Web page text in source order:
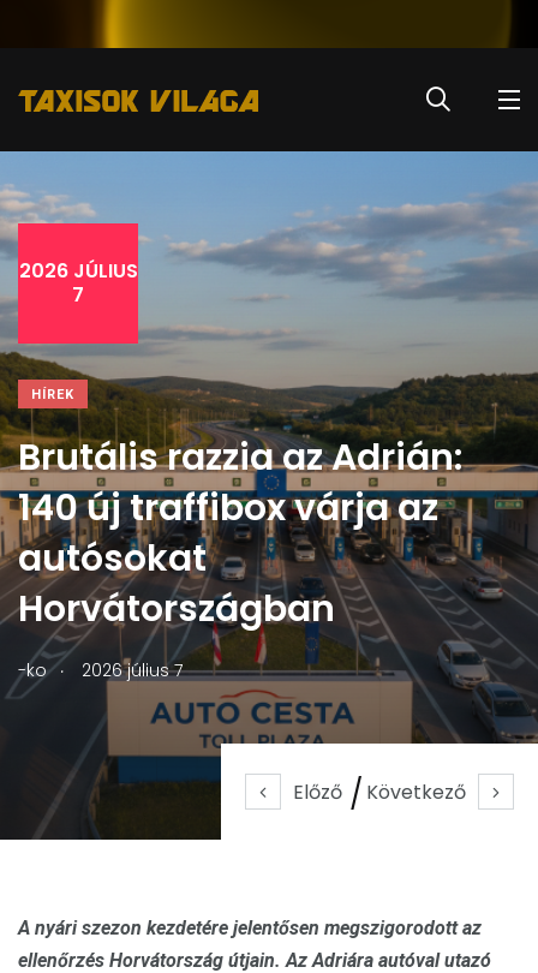
Előző Következő
2026 JÚLIUS
7
HÍREK
Brutális razzia az Adrián:
140 új traffibox várja az
autósokat
Horvátországban
-ko . 2026 július 7
A nyári szezon kezdetére jelentősen megszigorodott az
ellenőrzés Horvátország útjain. Az Adriára autóval utazó